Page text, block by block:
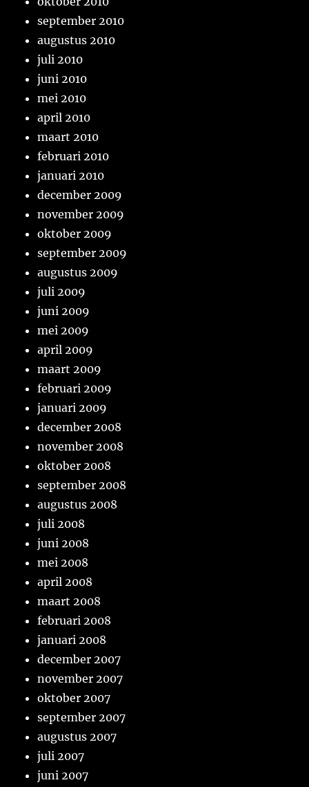
september 2010
augustus 2010
juli 2010
juni 2010
mei 2010
april 2010
maart 2010
februari 2010
januari 2010
december 2009
november 2009
oktober 2009
september 2009
augustus 2009
juli 2009
juni 2009
mei 2009
april 2009
maart 2009
februari 2009
januari 2009
december 2008
november 2008
oktober 2008
september 2008
augustus 2008
juli 2008
juni 2008
mei 2008
april 2008
maart 2008
februari 2008
januari 2008
december 2007
november 2007
oktober 2007
september 2007
augustus 2007
juli 2007
juni 2007